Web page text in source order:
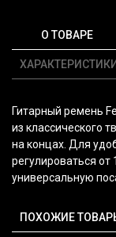
О ТОВАРЕ
ХАРАКТЕРИСТИКИ
Гитарный ремень
из классического
на концах. Для
регулироваться
универсальную
ПОХОЖИЕ